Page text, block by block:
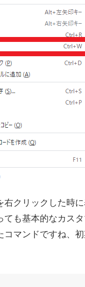
クリックした時
も基本的なカス
マンドですね、